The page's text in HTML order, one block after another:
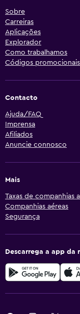
Sobre
Carreiras
Aplicações
Explorador
Como trabalhamos
Códigos
Contacto
Ajuda/FAQ
Imprensa
Afiliados
Anuncie connosco
Mais
Taxas de companhias
Companhias aéreas
Segurança
Descarrega a app da